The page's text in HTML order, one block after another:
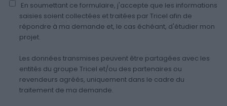
En soumettant ce formulaire, j'accepte que les informations
saisies soient collectées et traitées par Tricel afin de
répondre à ma demande et, le cas échéant, d'étudier mon
projet.
Les données transmises peuvent être partagées avec les
entités du groupe Tricel et/ou des partenaires ou
revendeurs agréés, uniquement dans le cadre du
traitement de ma demande.